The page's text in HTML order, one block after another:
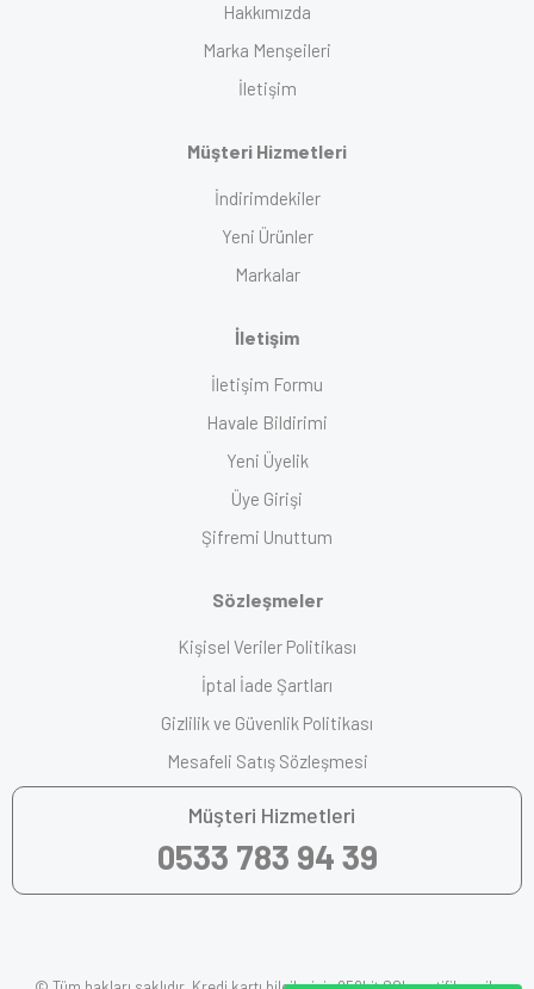
Hakkımızda
Marka Menşeileri
İletişim
Müşteri Hizmetleri
İndirimdekiler
Yeni Ürünler
Markalar
İletişim
İletişim Formu
Havale Bildirimi
Yeni Üyelik
Üye Girişi
Şifremi Unuttum
Sözleşmeler
Kişisel Veriler Politikası
İptal İade Şartları
Gizlilik ve Güvenlik Politikası
Mesafeli Satış Sözleşmesi
Müşteri Hizmetleri
0533 783 94 39